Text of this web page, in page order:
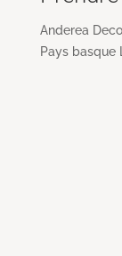
Anderea
Pays basque